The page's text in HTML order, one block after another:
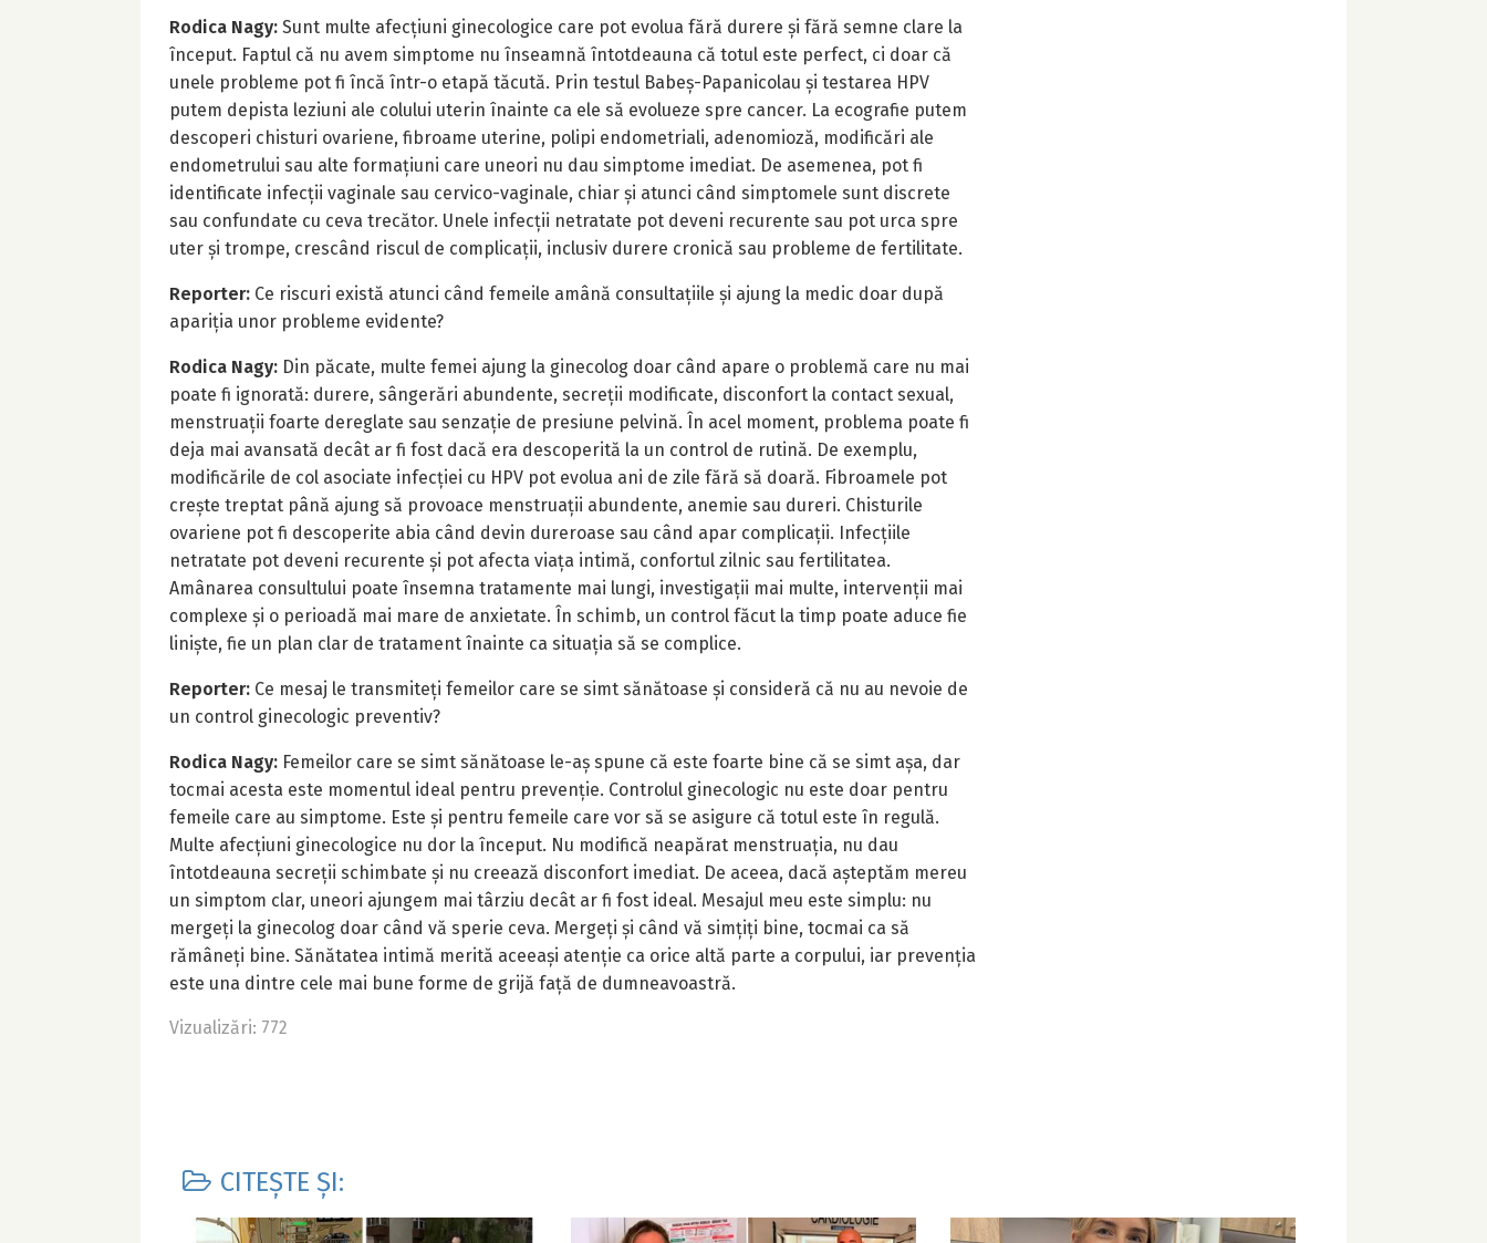
Rodica Nagy: Sunt multe afecțiuni ginecologice care pot evolua fără durere și fără semne clare la
început. Faptul că nu avem simptome nu înseamnă întotdeauna că totul este perfect, ci doar că
unele probleme pot fi încă într-o etapă tăcută. Prin testul Babeș-Papanicolau și testarea HPV
putem depista leziuni ale colului uterin înainte ca ele să evolueze spre cancer. La ecografie putem
descoperi chisturi ovariene, fibroame uterine, polipi endometriali, adenomioză, modificări ale
endometrului sau alte formațiuni care uneori nu dau simptome imediat. De asemenea, pot fi
identificate infecții vaginale sau cervico-vaginale, chiar și atunci când simptomele sunt discrete
sau confundate cu ceva trecător. Unele infecții netratate pot deveni recurente sau pot urca spre
uter și trompe, crescând riscul de complicații, inclusiv durere cronică sau probleme de fertilitate.
Reporter:Ce riscuri există atunci când femeile amână consultațiile și ajung la medic doar după
apariția unor probleme evidente?
Rodica Nagy:Din păcate, multe femei ajung la ginecolog doar când apare o problemă care nu mai
poate fi ignorată: durere, sângerări abundente, secreții modificate, disconfort la contact sexual,
menstruații foarte dereglate sau senzație de presiune pelvină. În acel moment, problema poate fi
deja mai avansată decât ar fi fost dacă era descoperită la un control de rutină. De exemplu,
modificările de col asociate infecției cu HPV pot evolua ani de zile fără să doară. Fibroamele pot
crește treptat până ajung să provoace menstruații abundente, anemie sau dureri. Chisturile
ovariene pot fi descoperite abia când devin dureroase sau când apar complicații. Infecțiile
netratate pot deveni recurente și pot afecta viața intimă, confortul zilnic sau fertilitatea.
Amânarea consultului poate însemna tratamente mai lungi, investigații mai multe, intervenții mai
complexe și o perioadă mai mare de anxietate. În schimb, un control făcut la timp poate aduce fie
liniște, fie un plan clar de tratament înainte ca situația să se complice.
Reporter:Ce mesaj le transmiteți femeilor care se simt sănătoase și consideră că nu au nevoie de
un control ginecologic preventiv?
Rodica Nagy:Femeilor care se simt sănătoase le-aș spune că este foarte bine că se simt așa, dar
tocmai acesta este momentul ideal pentru prevenție. Controlul ginecologic nu este doar pentru
femeile care au simptome. Este și pentru femeile care vor să se asigure că totul este în regulă.
Multe afecțiuni ginecologice nu dor la început. Nu modifică neapărat menstruația, nu dau
întotdeauna secreții schimbate și nu creează disconfort imediat. De aceea, dacă așteptăm mereu
un simptom clar, uneori ajungem mai târziu decât ar fi fost ideal. Mesajul meu este simplu: nu
mergeți la ginecolog doar când vă sperie ceva. Mergeți și când vă simțiți bine, tocmai ca să
rămâneți bine. Sănătatea intimă merită aceeași atenție ca orice altă parte a corpului, iar prevenția
este una dintre cele mai bune forme de grijă față de dumneavoastră.
Vizualizări: 772
CITEȘTE ȘI: